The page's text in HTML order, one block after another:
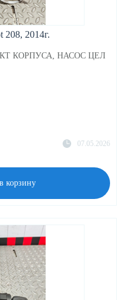
208, 2014г.
КОРПУСА, НАСОС ЦЕЛ
07.05.2026
корзину